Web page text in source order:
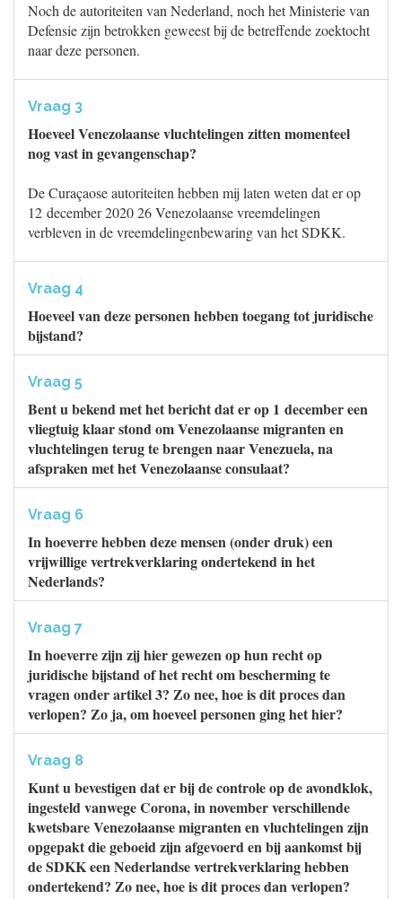
Noch de autoriteiten van Nederland, noch het Ministerie van
Defensie zijn betrokken geweest bij de betreffende zoektocht
naar deze personen.
Vraag 3
Hoeveel Venezolaanse vluchtelingen zitten momenteel
nog vast in gevangenschap?
De Curaçaose autoriteiten hebben mij laten weten dat er op
12 december 2020 26 Venezolaanse vreemdelingen
verbleven in de vreemdelingenbewaring van het SDKK.
Vraag 4
Hoeveel van deze personen hebben toegang tot juridische
bijstand?
Vraag 5
Bent u bekend met het bericht dat er op 1 december een
vliegtuig klaar stond om Venezolaanse migranten en
vluchtelingen terug te brengen naar Venezuela, na
afspraken met het Venezolaanse consulaat?
Vraag 6
In hoeverre hebben deze mensen (onder druk) een
vrijwillige vertrekverklaring ondertekend in het
Nederlands?
Vraag 7
In hoeverre zijn zij hier gewezen op hun recht op
juridische bijstand of het recht om bescherming te
vragen onder artikel 3? Zo nee, hoe is dit proces dan
verlopen? Zo ja, om hoeveel personen ging het hier?
Vraag 8
Kunt u bevestigen dat er bij de controle op de avondklok,
ingesteld vanwege Corona, in november verschillende
kwetsbare Venezolaanse migranten en vluchtelingen zijn
opgepakt die geboeid zijn afgevoerd en bij aankomst bij
de SDKK een Nederlandse vertrekverklaring hebben
ondertekend? Zo nee, hoe is dit proces dan verlopen?